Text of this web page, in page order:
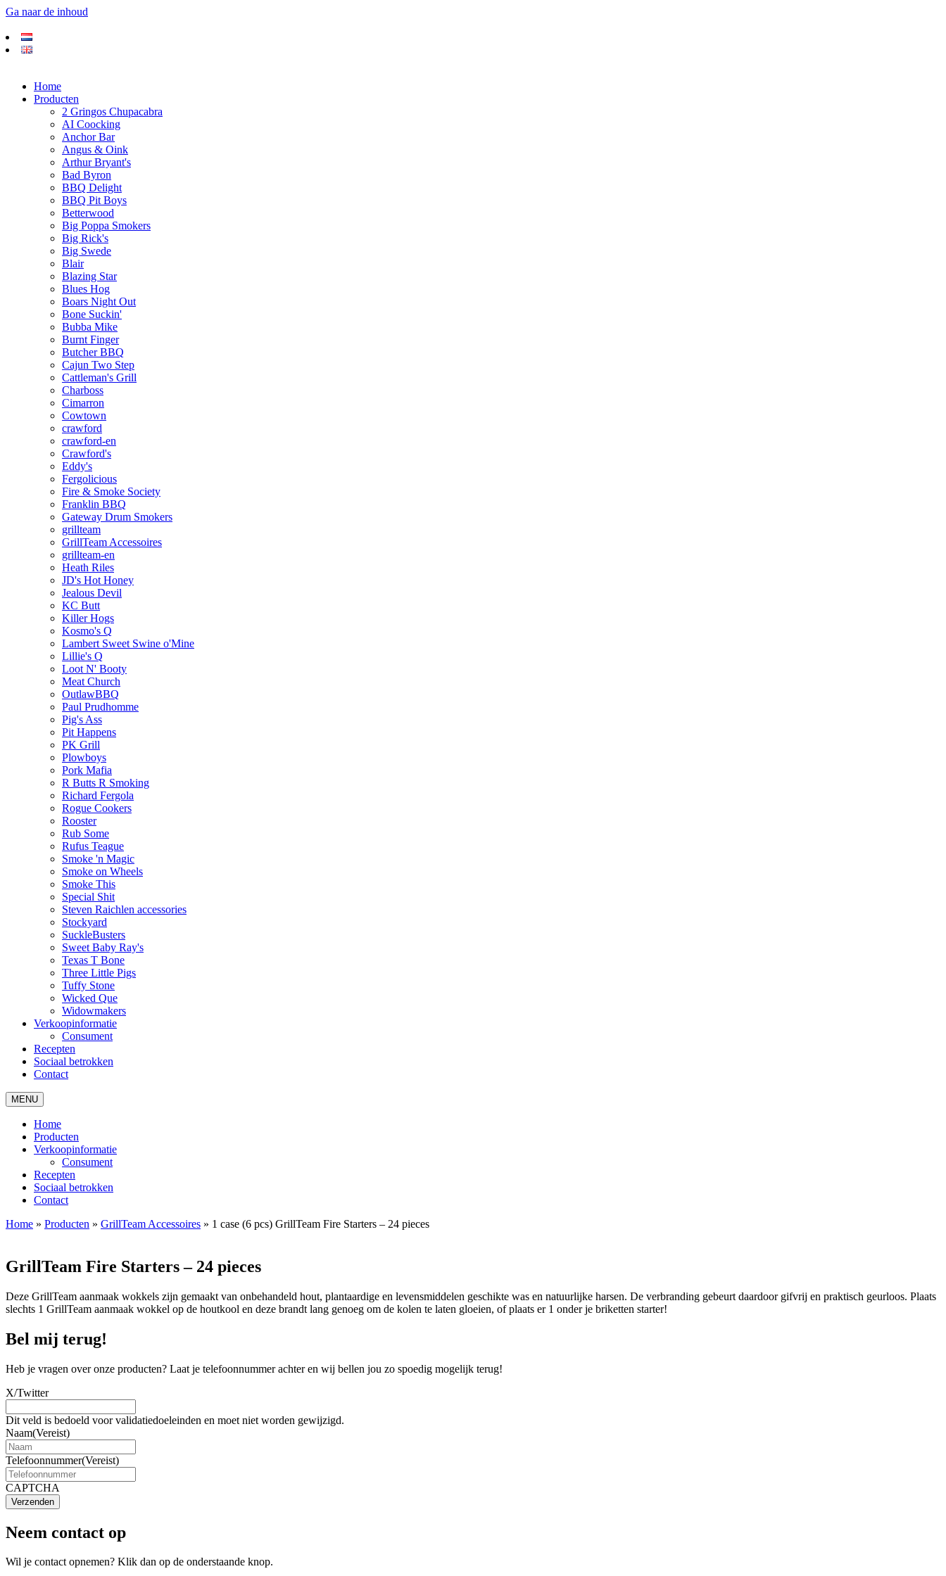
Ga naar de inhoud
Home
Producten
2 Gringos Chupacabra
AI Coocking
Anchor Bar
Angus & Oink
Arthur Bryant's
Bad Byron
BBQ Delight
BBQ Pit Boys
Betterwood
Big Poppa Smokers
Big Rick's
Big Swede
Blair
Blazing Star
Blues Hog
Boars Night Out
Bone Suckin'
Bubba Mike
Burnt Finger
Butcher BBQ
Cajun Two Step
Cattleman's Grill
Charboss
Cimarron
Cowtown
crawford
crawford-en
Crawford's
Eddy's
Fergolicious
Fire & Smoke Society
Franklin BBQ
Gateway Drum Smokers
grillteam
GrillTeam Accessoires
grillteam-en
Heath Riles
JD's Hot Honey
Jealous Devil
KC Butt
Killer Hogs
Kosmo's Q
Lambert Sweet Swine o'Mine
Lillie's Q
Loot N' Booty
Meat Church
OutlawBBQ
Paul Prudhomme
Pig's Ass
Pit Happens
PK Grill
Plowboys
Pork Mafia
R Butts R Smoking
Richard Fergola
Rogue Cookers
Rooster
Rub Some
Rufus Teague
Smoke 'n Magic
Smoke on Wheels
Smoke This
Special Shit
Steven Raichlen accessories
Stockyard
SuckleBusters
Sweet Baby Ray's
Texas T Bone
Three Little Pigs
Tuffy Stone
Wicked Que
Widowmakers
Verkoopinformatie
Consument
Recepten
Sociaal betrokken
Contact
MENU
Home
Producten
Verkoopinformatie
Consument
Recepten
Sociaal betrokken
Contact
Home » Producten » GrillTeam Accessoires » 1 case (6 pcs) GrillTeam Fire Starters – 24 pieces
GrillTeam Fire Starters – 24 pieces
Deze GrillTeam aanmaak wokkels zijn gemaakt van onbehandeld hout, plantaardige en levensmiddelen geschikte was en natuurlijke harsen. De verbranding gebeurt daardoor gifvrij en praktisch geurloos. Plaats
slechts 1 GrillTeam aanmaak wokkel op de houtkool en deze brandt lang genoeg om de kolen te laten gloeien, of plaats er 1 onder je briketten starter!
Bel mij terug!
Heb je vragen over onze producten? Laat je telefoonnummer achter en wij bellen jou zo spoedig mogelijk terug!
X/Twitter
Dit veld is bedoeld voor validatiedoeleinden en moet niet worden gewijzigd.
Naam(Vereist)
Telefoonnummer(Vereist)
CAPTCHA
Verzenden
Neem contact op
Wil je contact opnemen? Klik dan op de onderstaande knop.